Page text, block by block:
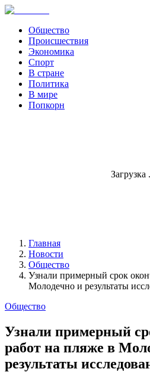
Общество
Происшествия
Экономика
Спорт
В стране
Политика
В мире
Попкорн
Загрузка
Главная
Новости
Общество
Узнали примерный срок
Молодечно и результаты
Общество
Узнали примерный
работ на пляже в
результаты